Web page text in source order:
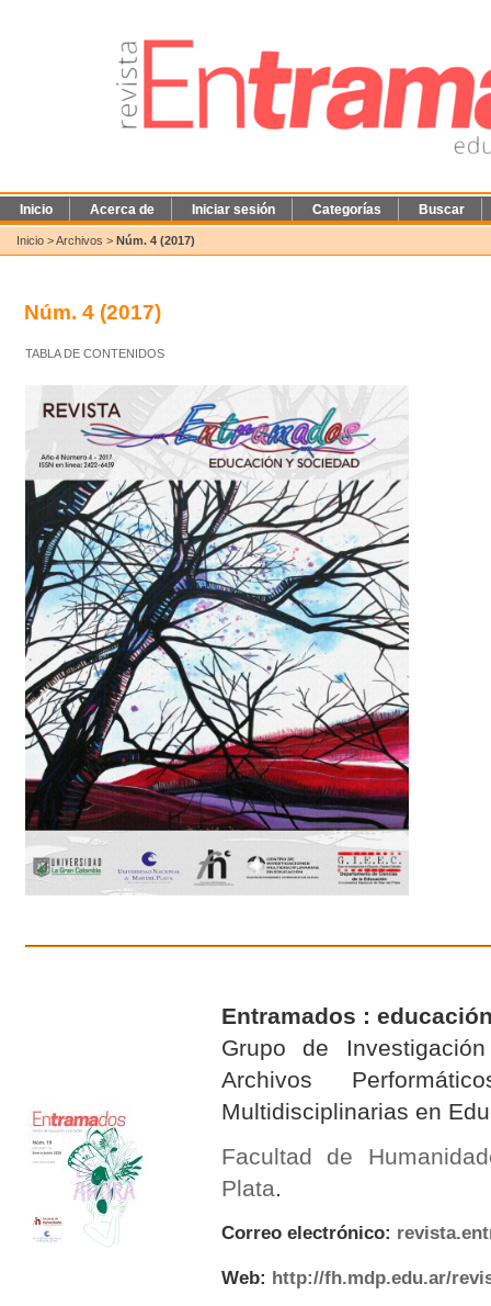
Inicio Acerca de Iniciar sesión Categorías Buscar
Inicio >Archivos > Núm. 4 (2017)
Núm. 4 (2017)
TABLA DE CONTENIDOS
Entramados :
Grupo de
Archivos
Multidisciplinarias en
Facultad de
Plata.
Correo electrónico:
Web: http://fh.mdp.edu.ar/